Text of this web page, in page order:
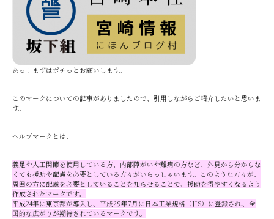
あっ！まずはポチっとお願いします。
このマークについての記事がありましたので、引用しながらご紹介したいと思いま
す。
ヘルプマークとは、
義足や人工関節を使用している方、内部障がいや難病の方など、外見から分からな
くても援助や配慮を必要としている方々がいらっしゃいます。このような方々が、
周囲の方に配慮を必要としていることを知らせることで、援助を得やすくなるよう
作成されたマークです。
平成24年に東京都が導入し、平成29年7月に日本工業規格（JIS）に登録され、全
国的な広がりが期待されているマークです。